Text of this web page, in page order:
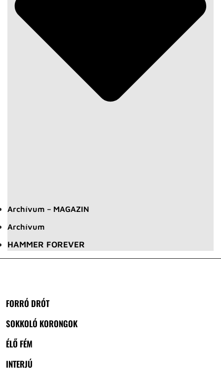
Archívum – MAGAZIN
Archívum
HAMMER FOREVER
FORRÓ DRÓT
SOKKOLÓ KORONGOK
ÉLŐ FÉM
INTERJÚ